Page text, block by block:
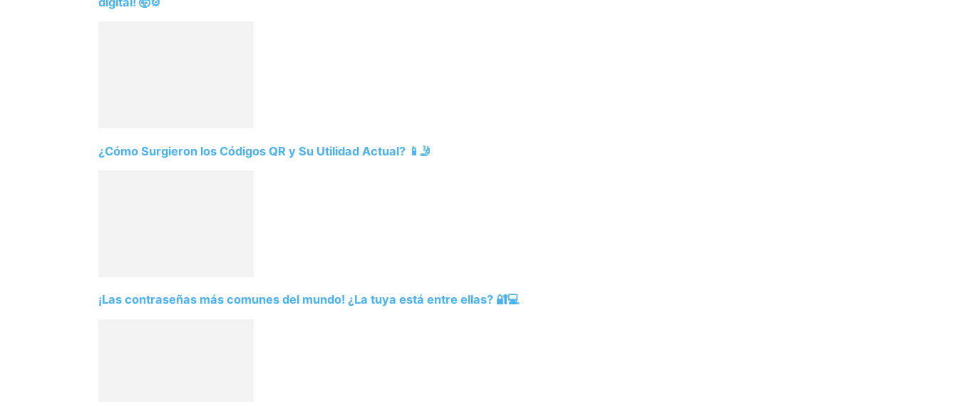
¿Cómo Surgieron los Códigos QR y Su Utilidad Actual? 📱🤳
¡Las contraseñas más comunes del mundo! ¿La tuya está entre ellas? 🔐💻